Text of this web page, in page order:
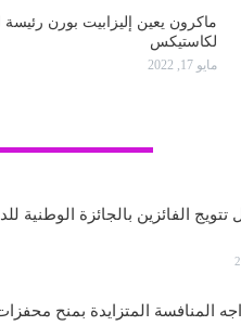
ماكرون يعين إليزابيت بورن رئيسة
لكاستيكس
مايو 17, 2022
الفائزين بالجائزة الوطنية
المنافسة المتزايدة بمنح